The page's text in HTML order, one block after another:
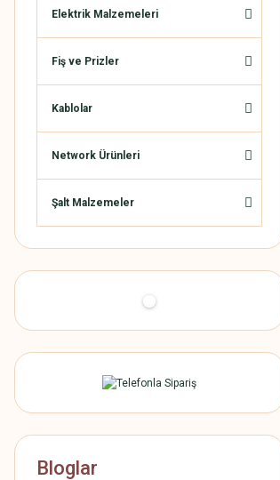
Elektrik Malzemeleri
Fiş ve Prizler
Kablolar
Network Ürünleri
Şalt Malzemeler
Bloglar